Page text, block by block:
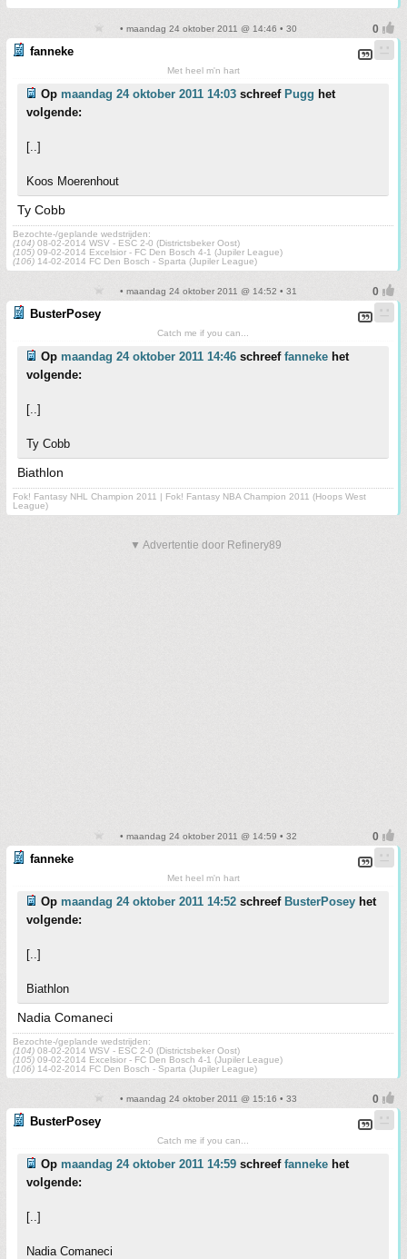
• maandag 24 oktober 2011 @ 14:46 • 30
fanneke
Met heel m'n hart
Op maandag 24 oktober 2011 14:03 schreef Pugg het
volgende:
[..]
Koos Moerenhout
Ty Cobb
Bezochte-/geplande wedstrijden:
(104) 08-02-2014 WSV - ESC 2-0 (Districtsbeker Oost)
(105) 09-02-2014 Excelsior - FC Den Bosch 4-1 (Jupiler League)
(106) 14-02-2014 FC Den Bosch - Sparta (Jupiler League)
• maandag 24 oktober 2011 @ 14:52 • 31
BusterPosey
Catch me if you can...
Op maandag 24 oktober 2011 14:46 schreef fanneke het
volgende:
[..]
Ty Cobb
Biathlon
Fok! Fantasy NHL Champion 2011 | Fok! Fantasy NBA Champion 2011 (Hoops West
League)
▼ Advertentie door Refinery89
• maandag 24 oktober 2011 @ 14:59 • 32
fanneke
Met heel m'n hart
Op maandag 24 oktober 2011 14:52 schreef BusterPosey het
volgende:
[..]
Biathlon
Nadia Comaneci
Bezochte-/geplande wedstrijden:
(104) 08-02-2014 WSV - ESC 2-0 (Districtsbeker Oost)
(105) 09-02-2014 Excelsior - FC Den Bosch 4-1 (Jupiler League)
(106) 14-02-2014 FC Den Bosch - Sparta (Jupiler League)
• maandag 24 oktober 2011 @ 15:16 • 33
BusterPosey
Catch me if you can...
Op maandag 24 oktober 2011 14:59 schreef fanneke het
volgende:
[..]
Nadia Comaneci